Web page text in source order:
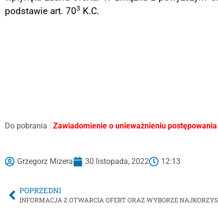
podstawie art. 703 K.C.
Do pobrania : Zawiadomienie o unieważnieniu postępowania
Grzegorz Mizera 30 listopada, 2022 12:13
POPRZEDNI